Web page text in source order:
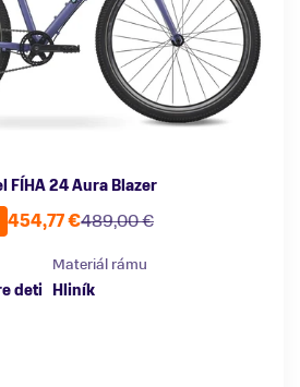
FÍHA 24 Aura Blazer
489,00 €
454,77 €
deti
Materiál rámu
Hliník